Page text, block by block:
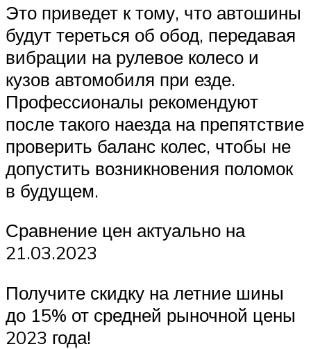
Это приведет к тому, что автошины
будут тереться об обод, передавая
вибрации на рулевое колесо и
кузов автомобиля при езде.
Профессионалы рекомендуют
после такого наезда на препятствие
проверить баланс колес, чтобы не
допустить возникновения поломок
в будущем.
Сравнение цен актуально на
21.03.2023
Получите скидку на летние шины
до 15% от средней рыночной цены
2023 года!